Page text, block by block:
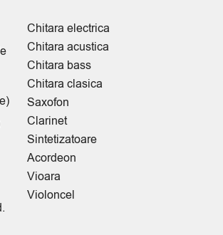
Chitara electrica
Chitara acustica
Chitara bass
Chitara clasica
Saxofon
Clarinet
Sintetizatoare
Acordeon
Vioara
Violoncel